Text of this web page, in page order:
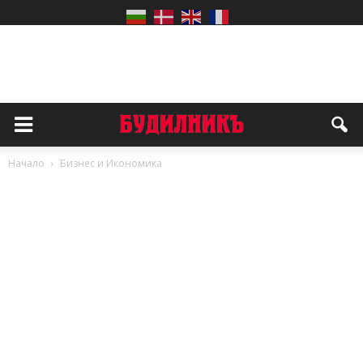
Начало Бизнес и Икономика